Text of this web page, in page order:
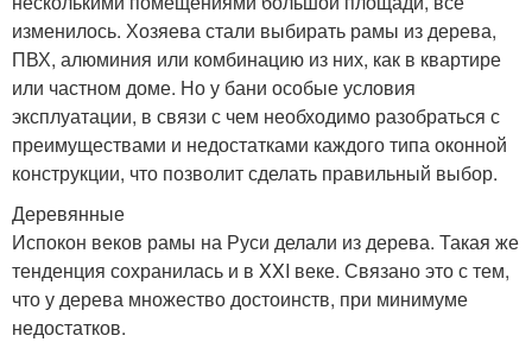
изменилось. Хозяева стали выбирать рамы из дерева,
ПВХ, алюминия или комбинацию из них, как в квартире
или частном доме. Но у бани особые условия
эксплуатации, в связи с чем необходимо разобраться с
преимуществами и недостатками каждого типа оконной
конструкции, что позволит сделать правильный выбор.
Деревянные
Испокон веков рамы на Руси делали из дерева. Такая же
тенденция сохранилась и в XXI веке. Связано это с тем,
что у дерева множество достоинств, при минимуме
недостатков.